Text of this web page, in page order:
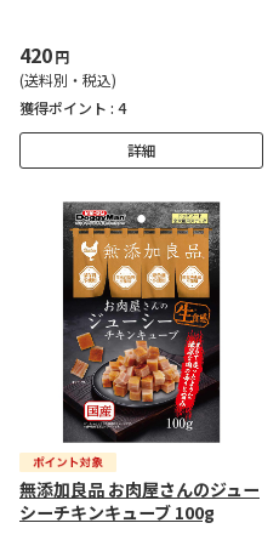
420円
(送料別・税込)
獲得ポイント : 4
詳細
無添加良品 お肉屋さんのジュー
シーチキンキューブ 100g